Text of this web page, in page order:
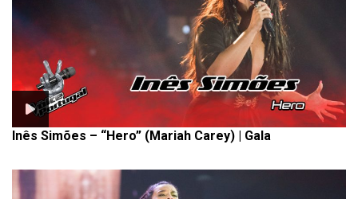
Inês Simões – “Hero” (Mariah Carey) | Gala